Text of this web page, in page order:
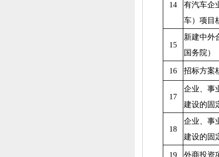
14
有汽车企
车）项目
15
新建中外
国务院）
16 招标方案
17
企业、 事
建设的固
18
企业、 事
建设的固
19 外商投资